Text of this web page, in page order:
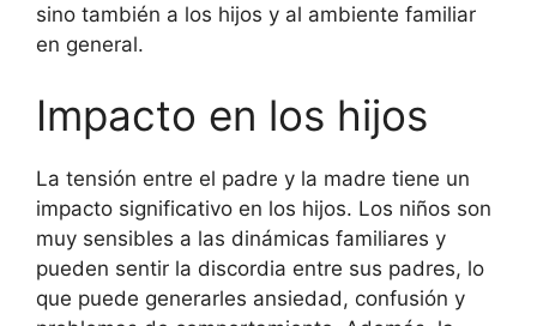
sino también a los hijos y al ambiente familiar
en general.
Impacto en los hijos
La tensión entre el padre y la madre tiene un
impacto significativo en los hijos. Los niños son
muy sensibles a las dinámicas familiares y
pueden sentir la discordia entre sus padres, lo
que puede generarles ansiedad, confusión y